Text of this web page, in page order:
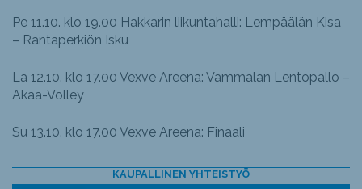
Pe 11.10. klo 19.00 Hakkarin liikuntahalli: Lempäälän Kisa
– Rantaperkiön Isku
La 12.10. klo 17.00 Vexve Areena: Vammalan Lentopallo –
Akaa-Volley
Su 13.10. klo 17.00 Vexve Areena: Finaali
KAUPALLINEN YHTEISTYÖ